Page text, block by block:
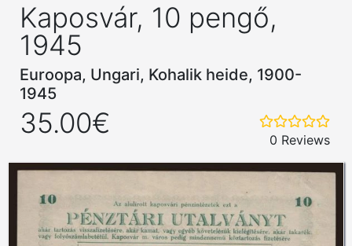
Kaposvár, 10 pengő,
1945
Euroopa, Ungari, Kohalik heide, 1900-
1945
35.00€
0 Reviews